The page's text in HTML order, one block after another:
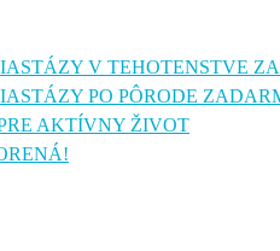
V TEHOTENSTVE
PO PÔRODE
AKTÍVNY ŽIVOT